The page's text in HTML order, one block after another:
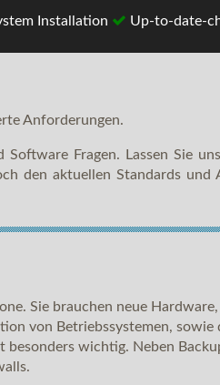
Installation Up-to-date-
Anforderungen.
Fragen. Lassen Sie
den aktuellen Standards und
Sie brauchen neue
von Betriebssystemen,
wichtig. Neben